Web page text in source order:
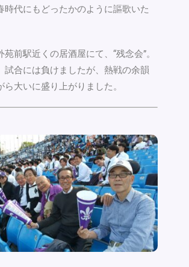
時代にもどったかのように謳歌いた
前駅近くの居酒屋にて、“残念会”。
試合には負けましたが、熱戦の余韻
ら大いに盛り上がりました。